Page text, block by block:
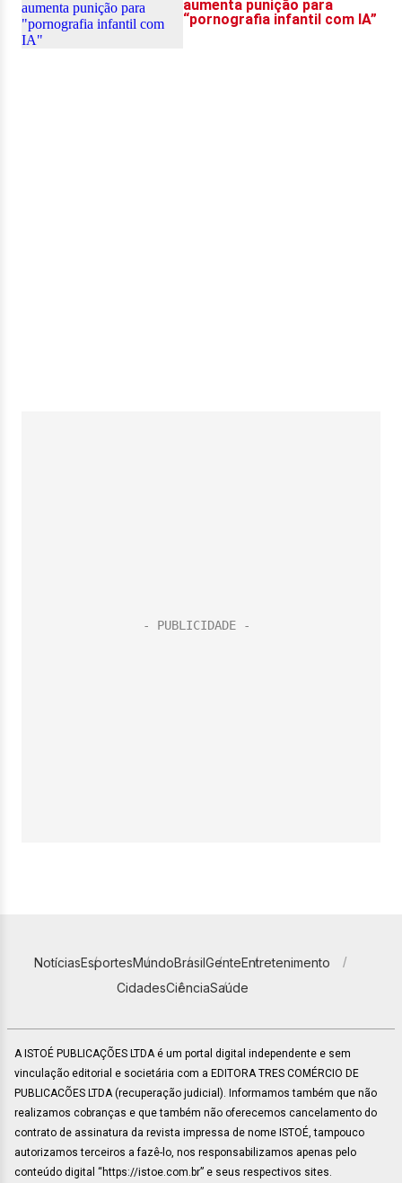
NotíciasEsportesMundoBrasilGenteEntretenimento
CidadesCiênciaSaúde
A ISTOÉ PUBLICAÇÕES LTDA é um portal digital independente e sem
vinculação editorial e societária com a EDITORA TRES COMÉRCIO DE
PUBLICACÕES LTDA (recuperação judicial). Informamos também que não
realizamos cobranças e que também não oferecemos cancelamento do
contrato de assinatura da revista impressa de nome ISTOÉ, tampouco
autorizamos terceiros a fazê-lo, nos responsabilizamos apenas pelo
conteúdo digital “https://istoe.com.br” e seus respectivos sites.